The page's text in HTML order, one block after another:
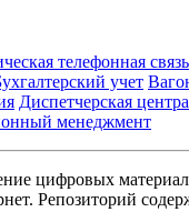
телефонная связь
учет
Диспетчерская
менеджмент
цифровых
Репозиторий